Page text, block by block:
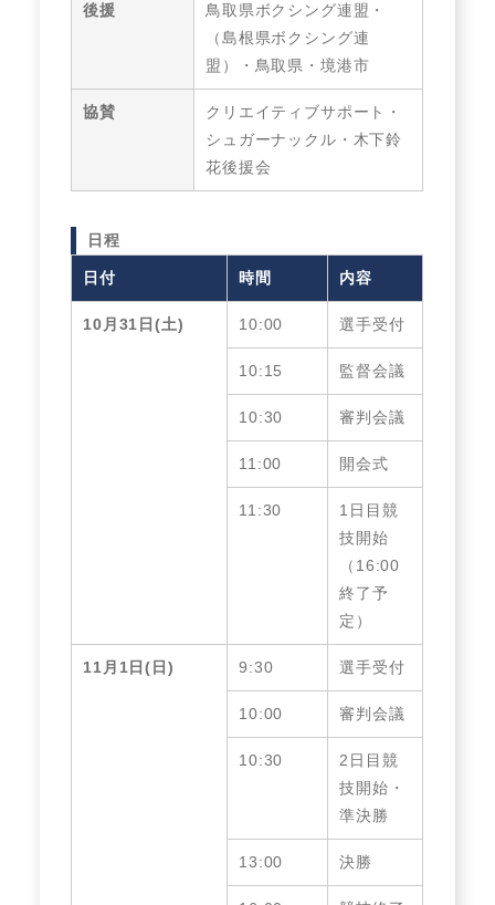
後援
鳥取県ボクシング連盟・
（島根県ボクシング連
盟）・鳥取県・境港市
協賛
クリエイティブサポート・
シュガーナックル・木下鈴
花後援会
日程
日付 時間 内容
10月31日(土) 10:00 選手受付
10:15 監督会議
10:30 審判会議
11:00 開会式
11:30
1日目競
技開始
（16:00
終了予
定）
11月1日(日) 9:30 選手受付
10:00 審判会議
10:30
2日目競
技開始・
準決勝
13:00 決勝